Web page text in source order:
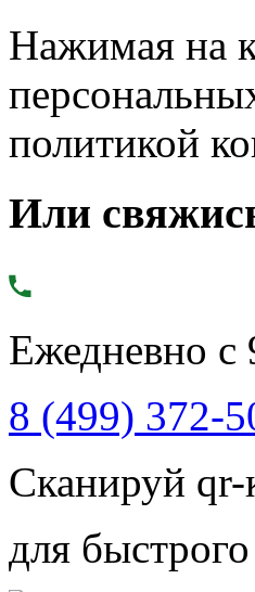
Нажимая на
политикой
Или
Ежедневно с
8 (499) 372-
Сканируй qr-
для